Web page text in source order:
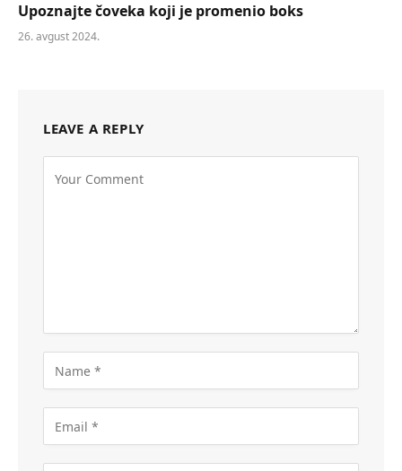
Upoznajte čoveka koji je promenio boks
26. avgust 2024.
LEAVE A REPLY